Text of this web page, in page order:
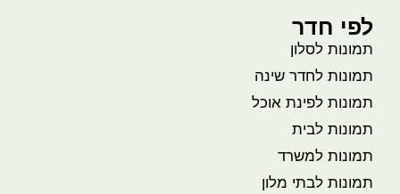
לפי חדר
תמונות לסלון
תמונות לחדר שינה
תמונות לפינת אוכל
תמונות לבית
תמונות למשרד
תמונות לבתי מלון